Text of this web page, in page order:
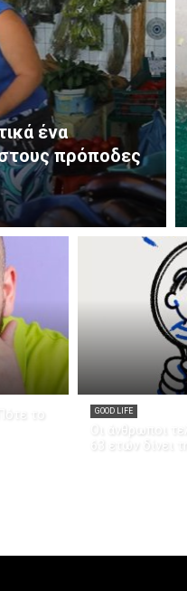
ένα
πρόποδες
το
GOOD LIFE
Οι άνθρωποι
63 ετών δίνει